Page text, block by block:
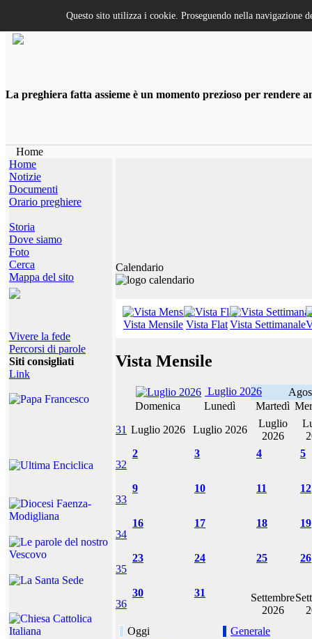
La preghiera fatta assieme è un momento prezioso per rendere
Home
Home
Notizie
Documenti
Orario preghiere
Storia
Dove siamo
Foto
Cerca
Mappa del sito
Vivere la fede
Percorsi di parole
Siti consigliati
Link
Calendario
Vista Mensile Vista FlatVista Settimanale
Vista Mensile
Luglio 2026
Domenica
Lunedì Martedì
31 Luglio 2026 Luglio 2026
Luglio
2026
32
2 3 4 5
33
9 10 11 12
34
16 17 18 19
35
23 24 25 26
36
30 31
Settembre
2026
Oggi
Generale
Questo sito utilizza i cookie. Proseguendo nella navigazione